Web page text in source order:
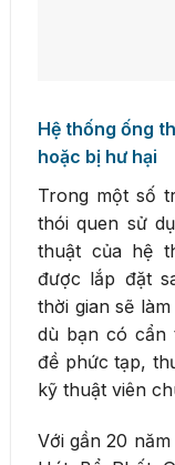
Hệ thống ống
hoặc bị hư hại
Trong một số
thói quen sử
thuật của hệ
được lắp đặt
thời gian sẽ
dù bạn có cẩn
đề phức tạp,
kỹ thuật viên
Với gần 20